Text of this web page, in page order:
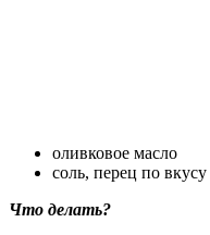
оливковое масло
соль, перец по вкусу
Что делать?